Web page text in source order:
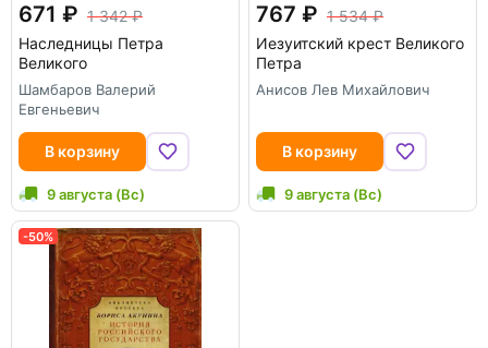
671
1 342
Наследницы Петра
Великого
Шамбаров Валерий
Евгеньевич
В корзину
9 августа (Вс)
767
1 534
Иезуитский крест Великого
Петра
Анисов Лев Михайлович
В корзину
9 августа (Вс)
-50%